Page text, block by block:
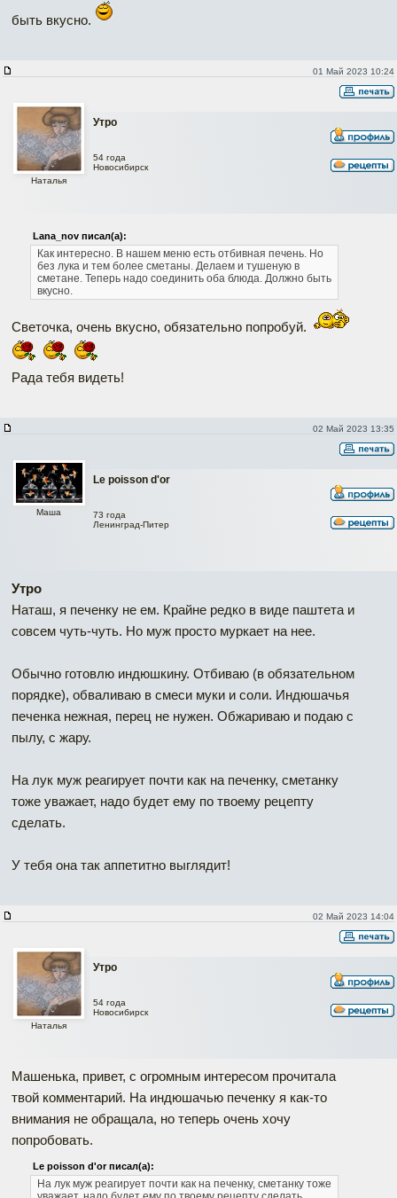
быть вкусно.
01 Май 2023 10:24
Утро
Наталья
54 года
Новосибирск
Lana_nov писал(а):
Как интересно. В нашем меню есть отбивная печень. Но
без лука и тем более сметаны. Делаем и тушеную в
сметане. Теперь надо соединить оба блюда. Должно быть
вкусно.
Светочка, очень вкусно, обязательно попробуй.
Рада тебя видеть!
02 Май 2023 13:35
Le poisson d'or
Маша
73 года
Ленинград-Питер
Утро
Наташ, я печенку не ем. Крайне редко в виде паштета и
совсем чуть-чуть. Но муж просто муркает на нее.
Обычно готовлю индюшкину. Отбиваю (в обязательном
порядке), обваливаю в смеси муки и соли. Индюшачья
печенка нежная, перец не нужен. Обжариваю и подаю с
пылу, с жару.
На лук муж реагирует почти как на печенку, сметанку
тоже уважает, надо будет ему по твоему рецепту
сделать.
У тебя она так аппетитно выглядит!
02 Май 2023 14:04
Утро
Наталья
54 года
Новосибирск
Машенька, привет, с огромным интересом прочитала
твой комментарий. На индюшачью печенку я как-то
внимания не обращала, но теперь очень хочу
попробовать.
Le poisson d'or писал(а):
На лук муж реагирует почти как на печенку, сметанку тоже